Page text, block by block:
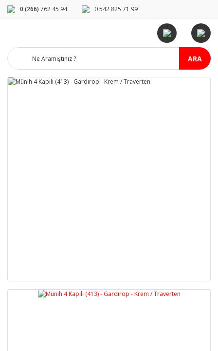
0 (266) 762 45 94 0 542 825 71 99
ARA